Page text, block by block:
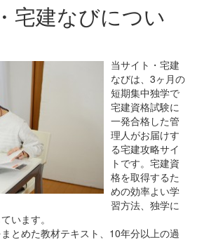
宅建なびについ
当サイト・宅建
なびは、3ヶ月の
短期集中独学で
宅建資格試験に
一発合格した管
理人がお届けす
る宅建攻略サイ
トです。宅建資
格を取得するた
めの効率よい学
習方法、独学に
います。
とめた教材テキスト、10年分以上の過